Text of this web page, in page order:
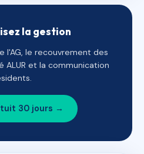
la gestion
l'AG, le recouvrement des
ALUR et la communication
30 jours →